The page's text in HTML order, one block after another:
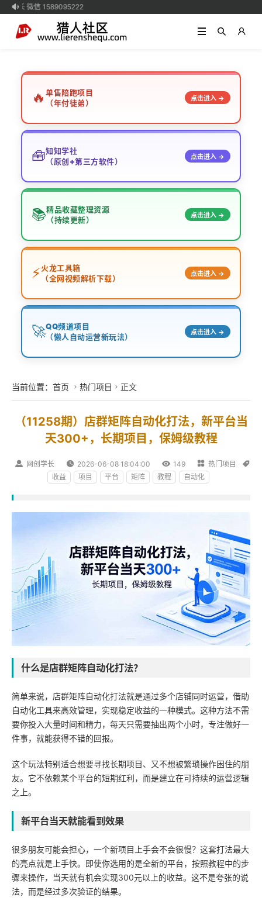

学长 微信 1589095222
🔥 单售陪跑项目
（年付徒弟）
点击进入 →
🧰知知学社
（原创+第三方软件）
点击进入 →
📚精品收藏整理资源
（持续更新）
点击进入 →
⚡火龙工具箱
（全网视频解析下载）
点击进入 →
🚀QQ频道项目
（懒人自动运营新玩法）
点击进入 →
当前位置： 首页  热门项目  正文
（11258期）店群矩阵自动化打法，新平台当
天300+，长期项目，保姆级教程
 网创学长  2026-06-08 18:04:00  149  热门项目 
收益 项目 平台 矩阵 教程 自动化
什么是店群矩阵自动化打法？
简单来说，店群矩阵自动化打法就是通过多个店铺同时运营，借助
自动化工具来高效管理，实现稳定收益的一种模式。这种方法不需
要你投入大量时间和精力，每天只需要抽出两个小时，专注做好一
件事，就能获得不错的回报。
这个玩法特别适合想要寻找长期项目、又不想被繁琐操作困住的朋
友。它不依赖某个平台的短期红利，而是建立在可持续的运营逻辑
之上。
新平台当天就能看到效果
很多朋友可能会担心，一个新项目上手会不会很慢？这套打法最大
的亮点就是上手快。即使你选用的是全新的平台，按照教程中的步
骤来操作，当天就有机会实现300元以上的收益。这不是夸张的说
法，而是经过多次验证的结果。